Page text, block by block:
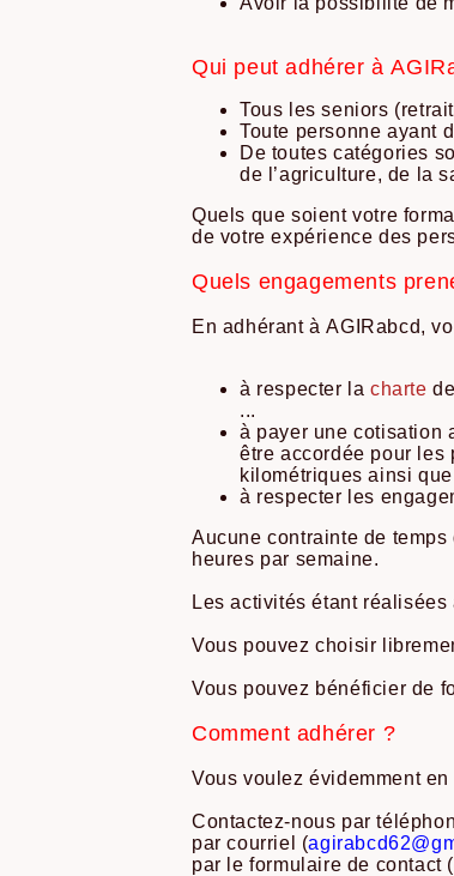
Qui peut adhérer à
Tous les seniors
Toute personne ayant
De toutes catégories
de l’agriculture, de la
Quels que soient votre
de votre expérience des
Quels engagements
En adhérant à AGIRabcd,
à respecter la charte
...
à payer une cotisation
être accordée pour les
kilométriques ainsi
à respecter les
Aucune contrainte de
heures par semaine.
Les activités étant
Vous pouvez choisir
Vous pouvez bénéficier de
Comment adhérer ?
Vous voulez évidemment
Contactez-nous par
par courriel (
par le formulaire de contact (